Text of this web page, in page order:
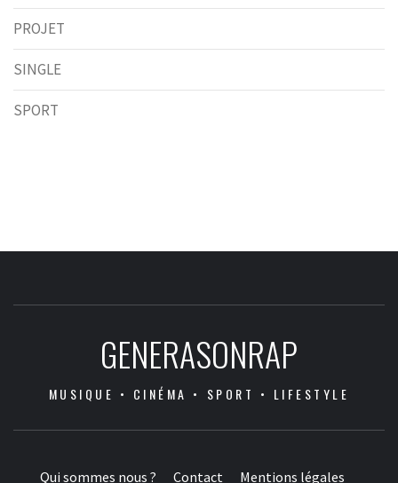
PROJET
SINGLE
SPORT
GENERASONRAP
MUSIQUE • CINÉMA • SPORT • LIFESTYLE
Qui sommes nous ? Contact Mentions légales